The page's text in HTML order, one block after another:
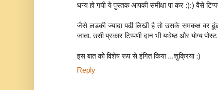
धन्य हो गयी ये पुस्तक आपकी समीक्षा पा कर :):) वैसे
जैसे लडकी ज्यादा पढी लिखी है तो उसके समकक्ष वर
जाता. उसी प्रकार टिप्पणी दान भी यथेष्ठ और योग्य
इस बात को विशेष रूप से इंगित किया ...शुक्रिया :)
Reply